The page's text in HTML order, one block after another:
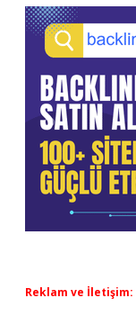
Reklam ve İletişim: